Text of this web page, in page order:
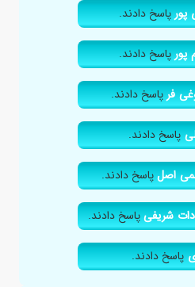
پورپاسخ دادند.
پورپاسخ دادند.
فرپاسخ دادند.
پاسخ دادند.
اصلپاسخ دادند.
شریفیپاسخ دادند.
پاسخ دادند.